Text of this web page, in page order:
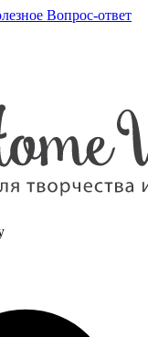
Вопрос-ответ